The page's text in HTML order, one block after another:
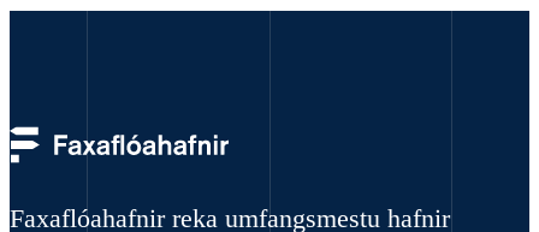
Faxaflóahafnir reka umfangsmestu hafnir